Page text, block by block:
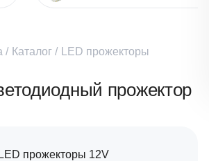
/ Каталог / LED прожекторы
прожектор
LED прожекторы 12V